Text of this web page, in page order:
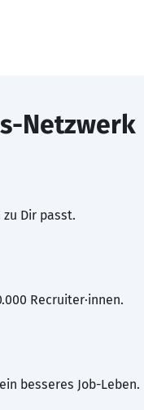
Netzwerk
Dir passt.
Recruiter·innen.
besseres Job-Leben.